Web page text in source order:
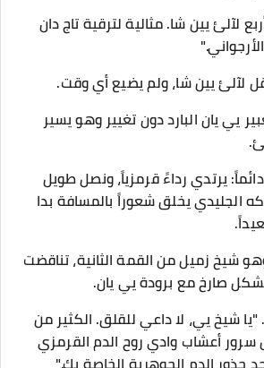
لآلئ يين شا. مثالية لترقية تاج دان
لآلئ يين شا، ولم يضيع أي وقت.
يي يان البارد دون تغيير وهو يسير
يرتدي رداءً قرمزياً، ونصل طويل
الجليدي يخلق شعوراً بالمسافة بدا
شيخ زميل من القمة الثانية، تناقضت
صارخ مع برودة يي يان.
شيخ يي، لا داعي للقلق. الكثير من
سرور أعشاب وادي روح الدم القرمزي